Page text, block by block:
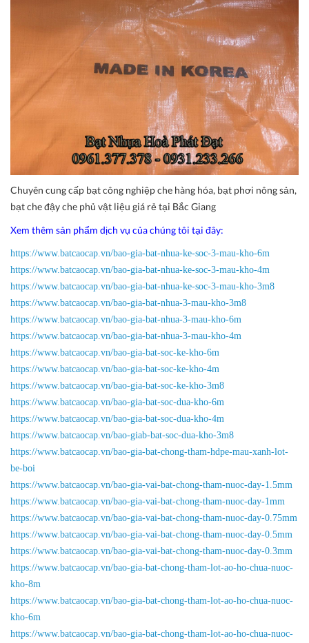
Chuyên cung cấp bạt công nghiệp che hàng hóa, bạt phơi nông sản,
bạt che đậy che phủ vật liệu giá rẻ tại Bắc Giang
Xem thêm sản phẩm dịch vụ của chúng tôi tại đây:
https://www.batcaocap.vn/bao-gia-bat-nhua-ke-soc-3-mau-kho-6m
https://www.batcaocap.vn/bao-gia-bat-nhua-ke-soc-3-mau-kho-4m
https://www.batcaocap.vn/bao-gia-bat-nhua-ke-soc-3-mau-kho-3m8
https://www.batcaocap.vn/bao-gia-bat-nhua-3-mau-kho-3m8
https://www.batcaocap.vn/bao-gia-bat-nhua-3-mau-kho-6m
https://www.batcaocap.vn/bao-gia-bat-nhua-3-mau-kho-4m
https://www.batcaocap.vn/bao-gia-bat-soc-ke-kho-6m
https://www.batcaocap.vn/bao-gia-bat-soc-ke-kho-4m
https://www.batcaocap.vn/bao-gia-bat-soc-ke-kho-3m8
https://www.batcaocap.vn/bao-gia-bat-soc-dua-kho-6m
https://www.batcaocap.vn/bao-gia-bat-soc-dua-kho-4m
https://www.batcaocap.vn/bao-giab-bat-soc-dua-kho-3m8
https://www.batcaocap.vn/bao-gia-bat-chong-tham-hdpe-mau-xanh-lot-
be-boi
https://www.batcaocap.vn/bao-gia-vai-bat-chong-tham-nuoc-day-1.5mm
https://www.batcaocap.vn/bao-gia-vai-bat-chong-tham-nuoc-day-1mm
https://www.batcaocap.vn/bao-gia-vai-bat-chong-tham-nuoc-day-0.75mm
https://www.batcaocap.vn/bao-gia-vai-bat-chong-tham-nuoc-day-0.5mm
https://www.batcaocap.vn/bao-gia-vai-bat-chong-tham-nuoc-day-0.3mm
https://www.batcaocap.vn/bao-gia-bat-chong-tham-lot-ao-ho-chua-nuoc-
kho-8m
https://www.batcaocap.vn/bao-gia-bat-chong-tham-lot-ao-ho-chua-nuoc-
kho-6m
https://www.batcaocap.vn/bao-gia-bat-chong-tham-lot-ao-ho-chua-nuoc-